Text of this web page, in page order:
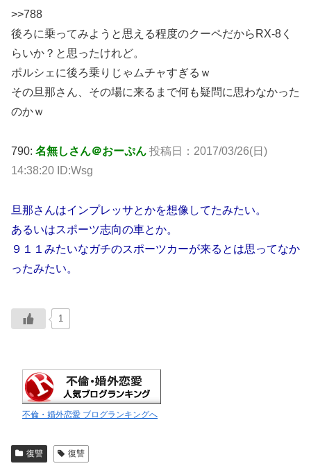
>>788
後ろに乗ってみようと思える程度のクーペだからRX-8く
らいか？と思ったけれど。
ポルシェに後ろ乗りじゃムチャすぎるｗ
その旦那さん、その場に来るまで何も疑問に思わなかった
のかｗ
790: 名無しさん＠おーぷん 投稿日： 2017/03/26(日)
14:38:20 ID:Wsg
旦那さんはインプレッサとかを想像してたみたい。
あるいはスポーツ志向の車とか。
９１１みたいなガチのスポーツカーが来るとは思ってなか
ったみたい。
1
不倫・婚外恋愛 ブログランキングへ
復讐 復讐